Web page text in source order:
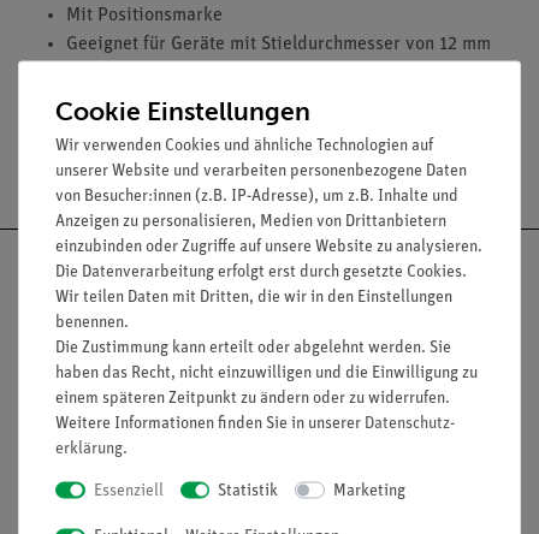
Mit Positionsmarke
Geeignet für Geräte mit Stieldurchmesser von 12 mm
Versandkostenfrei ab 300,- €
Nach oben
Informationen
Cookie Einstellungen
Wir verwenden Cookies und ähnliche Technologien auf
unserer Website und verarbeiten personenbezogene Daten
von Besucher:innen (z.B. IP-Adresse), um z.B. Inhalte und
Anzeigen zu personalisieren, Medien von Drittanbietern
einzubinden oder Zugriffe auf unsere Website zu analysieren.
Die Datenverarbeitung erfolgt erst durch gesetzte Cookies.
Wir teilen Daten mit Dritten, die wir in den Einstellungen
benennen.
Die Zustimmung kann erteilt oder abgelehnt werden. Sie
haben das Recht, nicht einzuwilligen und die Einwilligung zu
einem späteren Zeitpunkt zu ändern oder zu widerrufen.
Weitere Informationen finden Sie in unserer Daten­schutz­
erklärung.
Essenziell Statistik Marketing